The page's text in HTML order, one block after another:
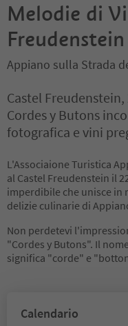
Melodie di
Appiano sulla Strada
Castel
Cordes y Butons
fotografica e vini
L'Associaione Turistica
al Castel Freudenstein il
imperdibile che unisce in
delizie culinarie di
Non perdetevi
"Cordes y Butons". Il
significa "corde" e
Calendario